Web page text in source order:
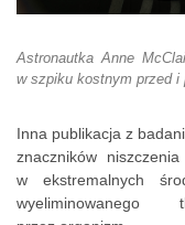
Astronautka Anne
w szpiku kostnym przed i
Inna publikacja z
znaczników
w ekstremalnych
wyeliminowanego